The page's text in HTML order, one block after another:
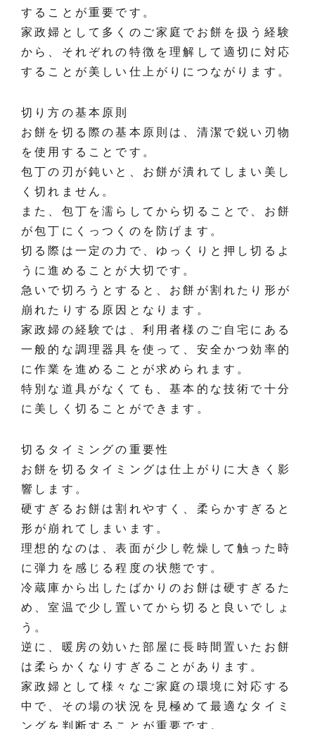
することが重要です。
家政婦として多くのご家庭でお餅を扱う経験
から、それぞれの特徴を理解して適切に対応
することが美しい仕上がりにつながります。
切り方の基本原則
お餅を切る際の基本原則は、清潔で鋭い刃物
を使用することです。
包丁の刃が鈍いと、お餅が潰れてしまい美し
く切れません。
また、包丁を濡らしてから切ることで、お餅
が包丁にくっつくのを防げます。
切る際は一定の力で、ゆっくりと押し切るよ
うに進めることが大切です。
急いで切ろうとすると、お餅が割れたり形が
崩れたりする原因となります。
家政婦の経験では、利用者様のご自宅にある
一般的な調理器具を使って、安全かつ効率的
に作業を進めることが求められます。
特別な道具がなくても、基本的な技術で十分
に美しく切ることができます。
切るタイミングの重要性
お餅を切るタイミングは仕上がりに大きく影
響します。
硬すぎるお餅は割れやすく、柔らかすぎると
形が崩れてしまいます。
理想的なのは、表面が少し乾燥して触った時
に弾力を感じる程度の状態です。
冷蔵庫から出したばかりのお餅は硬すぎるた
め、室温で少し置いてから切ると良いでしょ
う。
逆に、暖房の効いた部屋に長時間置いたお餅
は柔らかくなりすぎることがあります。
家政婦として様々なご家庭の環境に対応する
中で、その場の状況を見極めて最適なタイミ
ングを判断することが重要です。